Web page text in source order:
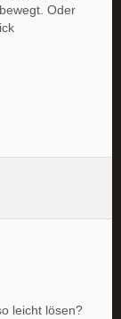
Oder
leicht lösen?